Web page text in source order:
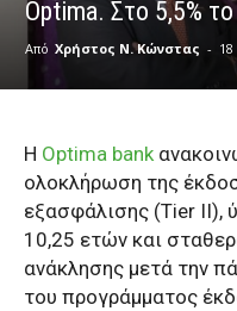
Optima. Στο 5,5% το
Από Χρήστος Ν. Κώνστας -
Η Optima bank
ολοκλήρωση της
εξασφάλισης (Tier II),
10,25 ετών και
ανάκλησης μετά την
του προγράμματος